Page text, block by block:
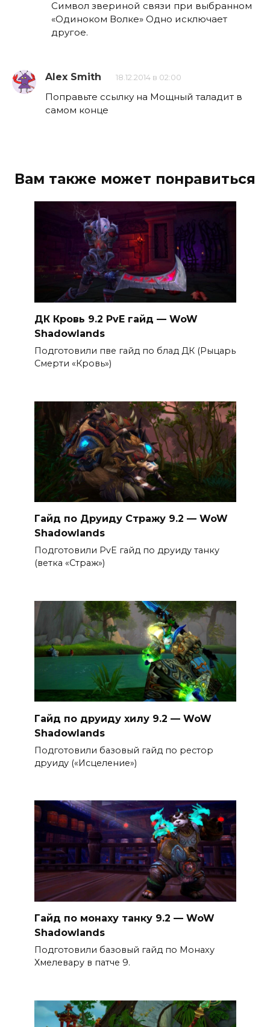
Символ звериной связи при выбранном
«Одиноком Волке» Одно исключает
другое.
Alex Smith 18.12.2014 в 02:00
Поправьте ссылку на Мощный таладит в
самом конце
Вам также может понравиться
ДК Кровь 9.2 PvE гайд — WoW
Shadowlands
Подготовили пве гайд по блад ДК (Рыцарь
Смерти «Кровь»)
Гайд по Друиду Стражу 9.2 — WoW
Shadowlands
Подготовили PvE гайд по друиду танку
(ветка «Страж»)
Гайд по друиду хилу 9.2 — WoW
Shadowlands
Подготовили базовый гайд по рестор
друиду («Исцеление»)
Гайд по монаху танку 9.2 — WoW
Shadowlands
Подготовили базовый гайд по Монаху
Хмелевару в патче 9.